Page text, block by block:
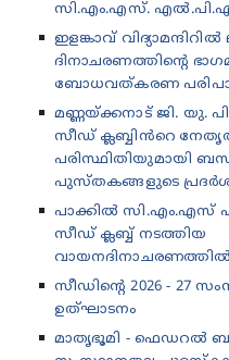
സി.എം.എസ്.
ഇളങ്കാവ്
ദിനാചരണത്തിന്റെ
ബോധവത്കരണ
മണ്ണയ്ക്കനാട് ജി. യു.
സീഡ് ക്ലബ്ബിൻറെ
പരിസ്ഥിതിയുമായി
പുസ്തകങ്ങളുടെ
പാക്കിൽ സി.എം.എസ്
സീഡ് ക്ലബ്ബ് നടത്തിയ
വായനദിനാചരണത്തിൽ
സീഡിന്റെ 2026 - 27
ഉത്‌ഘാടനം
മാതൃഭൂമി - ഫെഡറൽ